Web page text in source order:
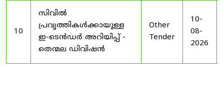
10
സിവിൽ
പ്രവൃത്തികൾക്കായുള്ള
ഇ-ടെൻഡർ അറിയിപ്പ് -
തെന്മല ഡിവിഷൻ
Other
Tender
10-
08-
2026